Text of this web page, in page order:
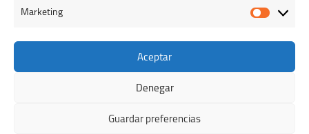
Marketing
Aceptar
Denegar
Guardar preferencias
Colegio Oficial de Veterinarios de Cáceres © 2026. Todos los